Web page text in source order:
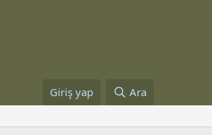
Giriş yap Ara